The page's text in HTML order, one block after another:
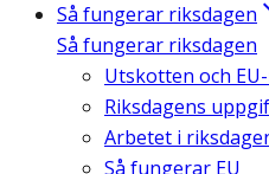
Så fungerar riksdagen
Så fungerar riksdagen
Utskotten och
Riksdagens
Arbetet i
Så fungerar EU